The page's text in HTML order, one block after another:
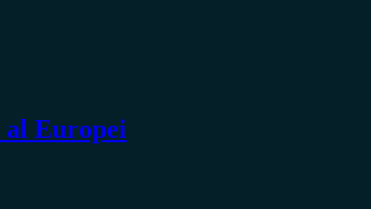
Europei